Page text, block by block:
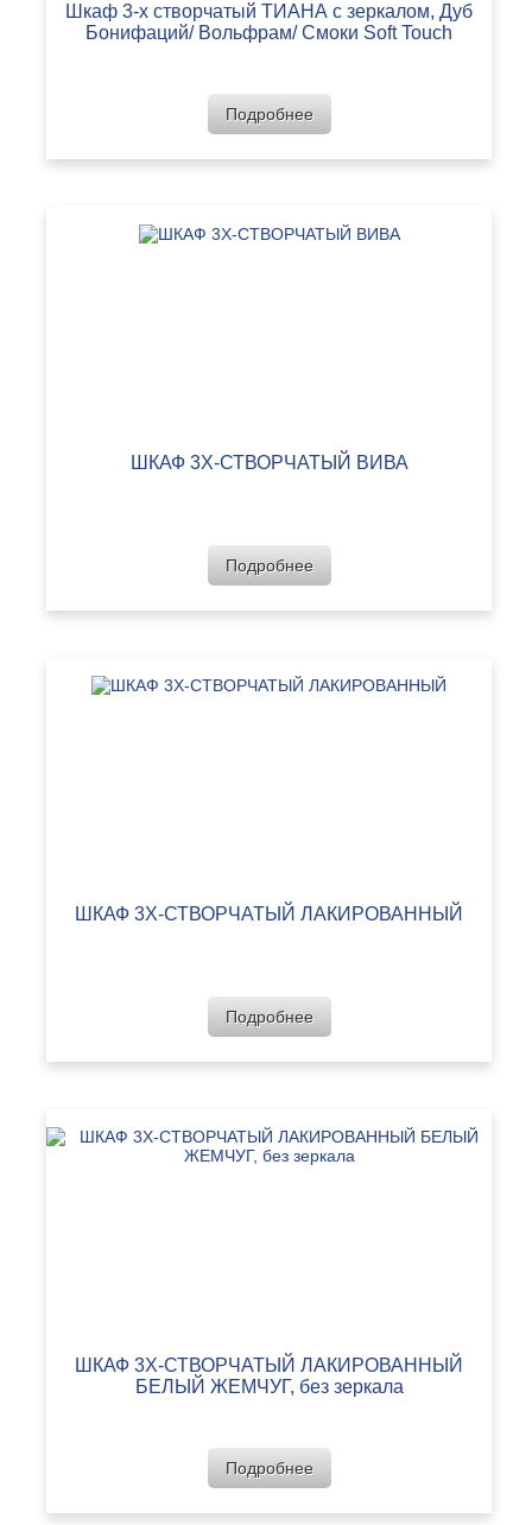
Шкаф 3-х створчатый ТИАНА с зеркалом, Дуб
Бонифаций/ Вольфрам/ Смоки Soft Touch
Подробнее
ШКАФ 3Х-СТВОРЧАТЫЙ ВИВА
Подробнее
ШКАФ 3Х-СТВОРЧАТЫЙ ЛАКИРОВАННЫЙ
Подробнее
ШКАФ 3Х-СТВОРЧАТЫЙ ЛАКИРОВАННЫЙ
БЕЛЫЙ ЖЕМЧУГ, без зеркала
Подробнее